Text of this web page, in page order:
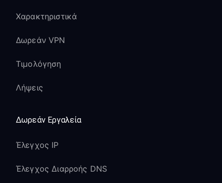
Αποσυνδεθείτε και συνδεθείτε ξανά
Ορισμένες εφαρμογές μπορεί να
εντοπίσουν τη νέα τοποθεσία IP
Οι λειτουργίες του Samsung Smart Hub
Αυτό είναι φυσιολογικό - ορισμένες
έχουν περιορισμούς ανά περιοχή
Ο έλεγχος φωνής και οι βασικές
λειτουργίες του Smart Hub θα πρέπει
Χαρακτηριστικά
Δωρεάν VPN
Τιμολόγηση
Λήψεις
Δωρεάν Εργαλεία
Έλεγχος IP
Έλεγχος Διαρροής DNS